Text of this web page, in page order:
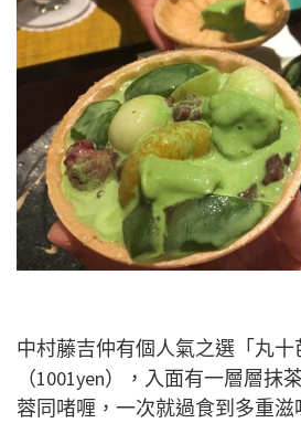
中村藤吉仲有個人氣之選「丸十
（1001yen），入面有一層層抹
蓉同啫喱，一次就過食到多重滋